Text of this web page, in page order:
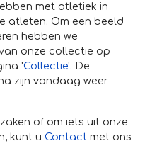
met atletiek in
atleten. Om een beeld
hebben we
onze collectie op
'Collectie'. De
zijn vandaag weer
of om iets uit onze
kunt u Contact met ons